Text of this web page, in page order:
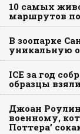
10 самых
маршрутов
В зоопарке
уникальную
ICE за год
образцы
Джоан
военному,
Поттера’